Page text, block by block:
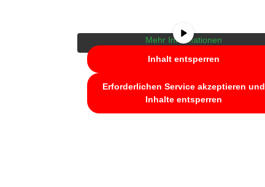
Mehr Informationen
Inhalt entsperren
Erforderlichen Service akzeptieren und
Inhalte entsperren